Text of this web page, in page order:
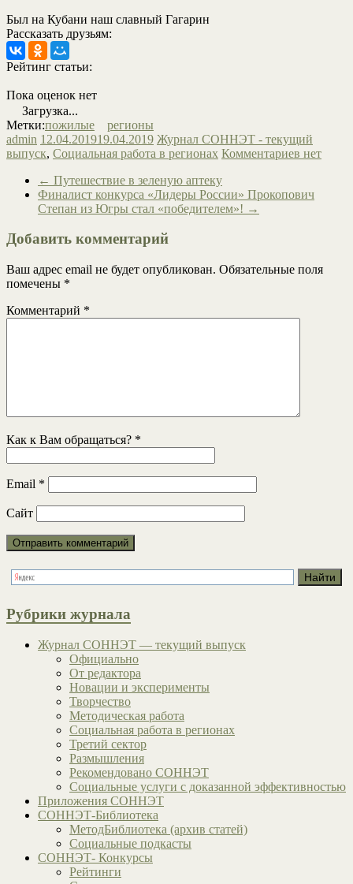
Был на Кубани наш славный Гагарин
Рассказать друзьям:
Рейтинг статьи:
Пока оценок нет
Загрузка...
Метки:пожилые
регионы
admin 12.04.201919.04.2019 Журнал СОННЭТ - текущий
выпуск, Социальная работа в регионах Комментариев нет
← Путешествие в зеленую аптеку
Финалист конкурса «Лидеры России» Прокопович
Степан из Югры стал «победителем»! →
Добавить комментарий
Ваш адрес email не будет опубликован. Обязательные поля
помечены *
Комментарий *
Как к Вам обращаться? *
Email *
Сайт
Рубрики журнала
Журнал СОННЭТ — текущий выпуск
Официально
От редактора
Новации и эксперименты
Творчество
Методическая работа
Социальная работа в регионах
Третий сектор
Размышления
Рекомендовано СОННЭТ
Социальные услуги с доказанной эффективностью
Приложения СОННЭТ
СОННЭТ-Библиотека
МетодБиблиотека (архив статей)
Социальные подкасты
СОННЭТ- Конкурсы
Рейтинги